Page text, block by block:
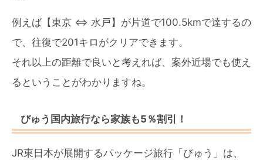
例えば【東京 ⇔ 水戸】が片道で100.5kmで達するの
で、往復で201キロがクリアできます。
それ以上の距離で良いと考えれば、案外近場でも使え
るということがわかりますね。
びゅう国内旅行なら家族も5％割引！
JR東日本が展開するパッケージ旅行「びゅう」は、